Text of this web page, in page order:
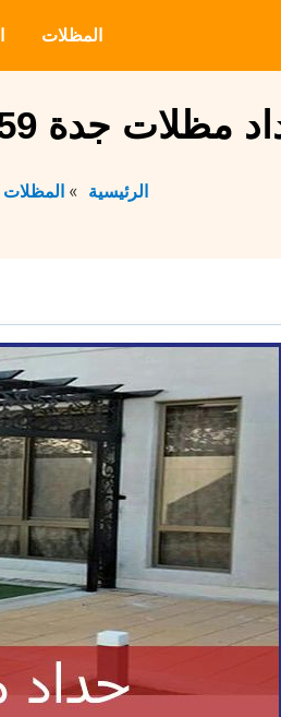
المظلات
جدة 0559926559 | حداد مظلات وسواتر جدة
الرئيسية المظلات